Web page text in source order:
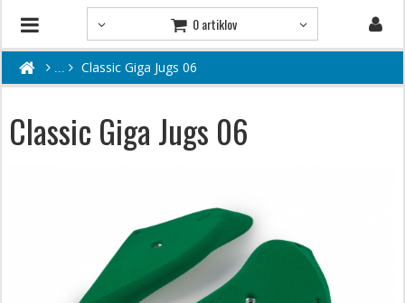
0 artiklov
Classic Giga Jugs 06
Classic Giga Jugs 06